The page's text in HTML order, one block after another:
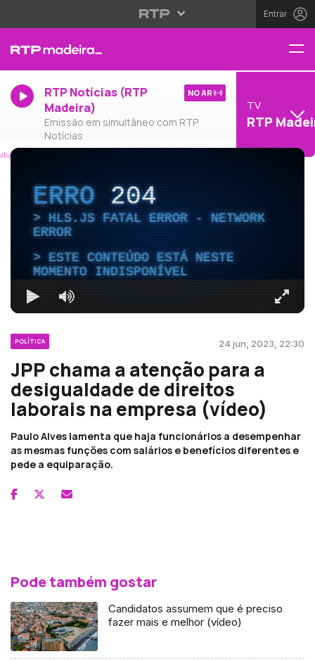
Entrar
RTP Notícias (RTP
Madeira)
Emissão em simultâneo com RTP
Notícias
NO AR
TV
RTP
ERRO204
HLS.JS FATAL ERROR - NETWORK
ERROR
ESTE CONTEÚDO ESTÁ NESTE
MOMENTO INDISPONÍVEL
POLÍTICA 24 jun, 2023, 22:30
JPP chama a atenção para a
desigualdade de direitos
laborais na empresa (vídeo)
Paulo Alves lamenta que haja funcionários a desempenhar
as mesmas funções com salários e benefícios diferentes e
pede a equiparação.
Pode também gostar
Candidatos assumem que é preciso
fazer mais e melhor (vídeo)